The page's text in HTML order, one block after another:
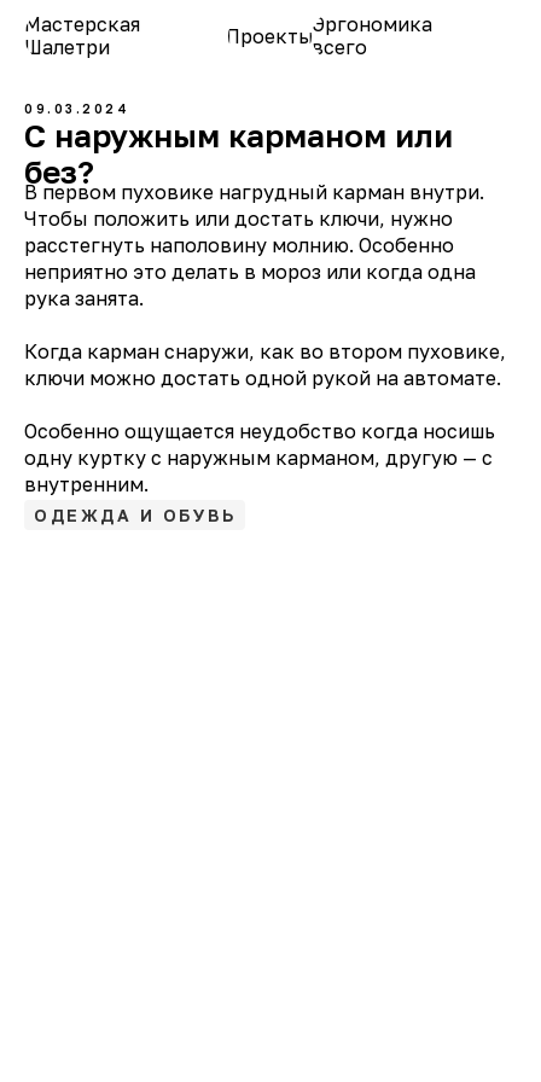
Мастерская
Шалетри
ПроектыЭргономика
всего
09.03.2024
С наружным карманом или
без?
В первом пуховике нагрудный карман внутри.
Чтобы положить или достать ключи, нужно
расстегнуть наполовину молнию. Особенно
неприятно это делать в мороз или когда одна
рука занята.
Когда карман снаружи, как во втором пуховике,
ключи можно достать одной рукой на автомате.
Особенно ощущается неудобство когда носишь
одну куртку с наружным карманом, другую — с
внутренним.
ОДЕЖДА И ОБУВЬ